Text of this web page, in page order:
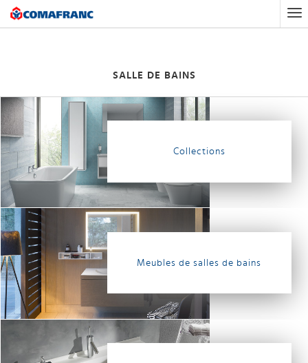
Accueil Salle de bains
SALLE DE BAINS
Collections
Meubles de salles de bains